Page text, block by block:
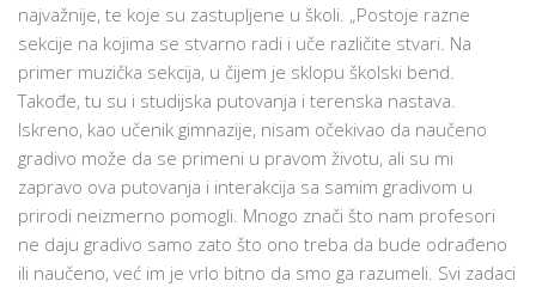
najvažnije, te koje su zastupljene u školi. „Postoje razne
sekcije na kojima se stvarno radi i uče različite stvari. Na
primer muzička sekcija, u čijem je sklopu školski bend.
Takođe, tu su i studijska putovanja i terenska nastava.
Iskreno, kao učenik gimnazije, nisam očekivao da naučeno
gradivo može da se primeni u pravom životu, ali su mi
zapravo ova putovanja i interakcija sa samim gradivom u
prirodi neizmerno pomogli. Mnogo znači što nam profesori
ne daju gradivo samo zato što ono treba da bude odrađeno
ili naučeno, već im je vrlo bitno da smo ga razumeli. Svi zadaci